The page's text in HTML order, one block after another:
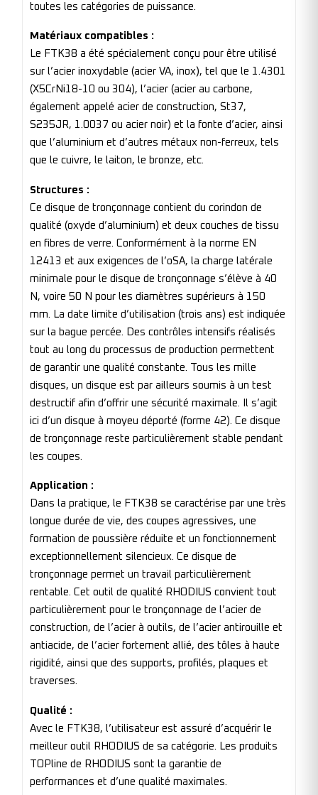
toutes les catégories de puissance.
Matériaux compatibles :
Le FTK38 a été spécialement conçu pour être utilisé
sur l’acier inoxydable (acier VA, inox), tel que le 1.4301
(X5CrNi18-10 ou 304), l’acier (acier au carbone,
également appelé acier de construction, St37,
S235JR, 1.0037 ou acier noir) et la fonte d’acier, ainsi
que l’aluminium et d’autres métaux non-ferreux, tels
que le cuivre, le laiton, le bronze, etc.
Structures :
Ce disque de tronçonnage contient du corindon de
qualité (oxyde d’aluminium) et deux couches de tissu
en fibres de verre. Conformément à la norme EN
12413 et aux exigences de l’oSA, la charge latérale
minimale pour le disque de tronçonnage s’élève à 40
N, voire 50 N pour les diamètres supérieurs à 150
mm. La date limite d’utilisation (trois ans) est indiquée
sur la bague percée. Des contrôles intensifs réalisés
tout au long du processus de production permettent
de garantir une qualité constante. Tous les mille
disques, un disque est par ailleurs soumis à un test
destructif afin d’offrir une sécurité maximale. Il s’agit
ici d’un disque à moyeu déporté (forme 42). Ce disque
de tronçonnage reste particulièrement stable pendant
les coupes.
Application :
Dans la pratique, le FTK38 se caractérise par une très
longue durée de vie, des coupes agressives, une
formation de poussière réduite et un fonctionnement
exceptionnellement silencieux. Ce disque de
tronçonnage permet un travail particulièrement
rentable. Cet outil de qualité RHODIUS convient tout
particulièrement pour le tronçonnage de l’acier de
construction, de l’acier à outils, de l’acier antirouille et
antiacide, de l’acier fortement allié, des tôles à haute
rigidité, ainsi que des supports, profilés, plaques et
traverses.
Qualité :
Avec le FTK38, l’utilisateur est assuré d’acquérir le
meilleur outil RHODIUS de sa catégorie. Les produits
TOPline de RHODIUS sont la garantie de
performances et d’une qualité maximales.